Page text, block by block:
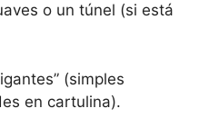
o un túnel (si está
(simples
en cartulina).